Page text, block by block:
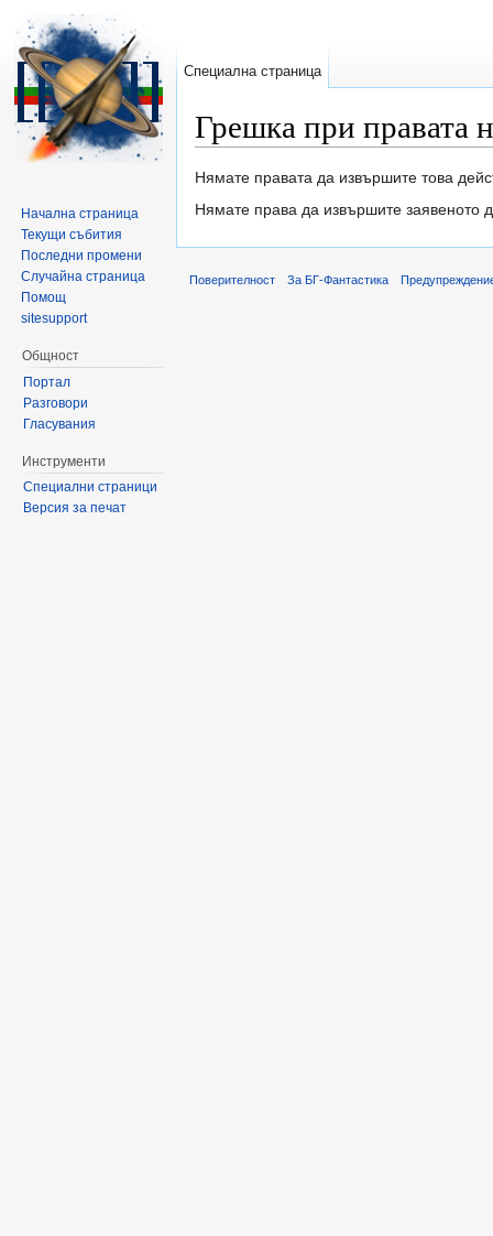
Грешка при правата
Нямате правата да извършите това
Нямате права да извършите заявеното
Специална страница
Начална страница
Текущи събития
Последни промени
Случайна страница
Помощ
sitesupport
Общност
Портал
Разговори
Гласувания
Инструменти
Специални страници
Версия за печат
Поверителност За БГ-Фантастика